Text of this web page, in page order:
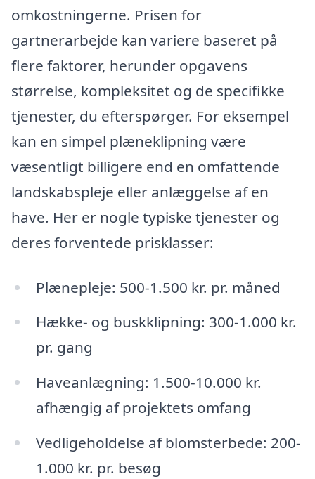
omkostningerne. Prisen for
gartnerarbejde kan variere baseret på
flere faktorer, herunder opgavens
størrelse, kompleksitet og de specifikke
tjenester, du efterspørger. For eksempel
kan en simpel plæneklipning være
væsentligt billigere end en omfattende
landskabspleje eller anlæggelse af en
have. Her er nogle typiske tjenester og
deres forventede prisklasser:
Plænepleje: 500-1.500 kr. pr. måned
Hække- og buskklipning: 300-1.000 kr.
pr. gang
Haveanlægning: 1.500-10.000 kr.
afhængig af projektets omfang
Vedligeholdelse af blomsterbede: 200-
1.000 kr. pr. besøg